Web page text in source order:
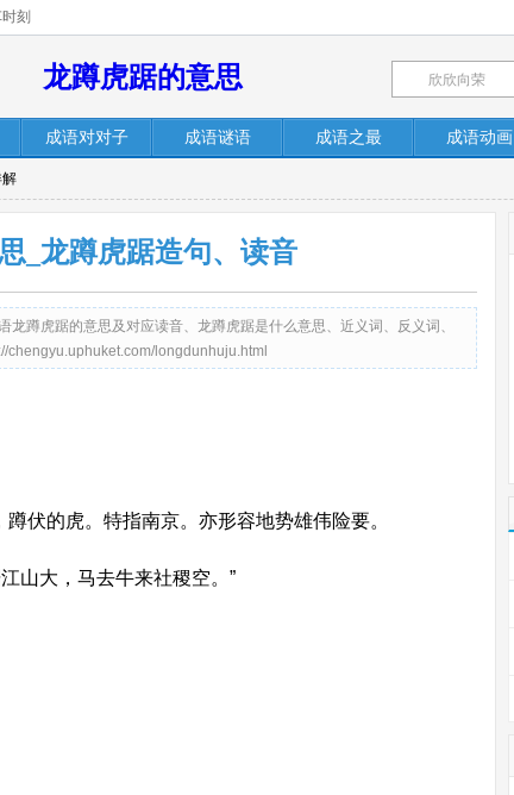
刻
龙蹲虎踞的意思
成语对对子 成语谜语 成语之最 成语动画
_龙蹲虎踞造句、读音
蹲虎踞的意思及对应读音、龙蹲虎踞是什么意思、近义词、反义词、
chengyu.uphuket.com/longdunhuju.html
伏的虎。特指南京。亦形容地势雄伟险要。
山大，马去牛来社稷空。”